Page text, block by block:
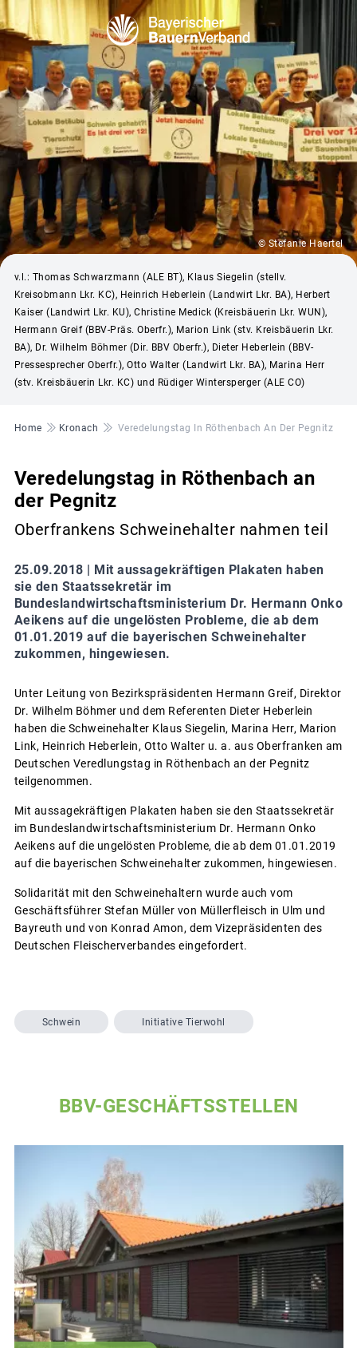
© Stefanie Haertel
v.l.: Thomas Schwarzmann (ALE BT), Klaus Siegelin (stellv.
Kreisobmann Lkr. KC), Heinrich Heberlein (Landwirt Lkr. BA), Herbert
Kaiser (Landwirt Lkr. KU), Christine Medick (Kreisbäuerin Lkr. WUN),
Hermann Greif (BBV-Präs. Oberfr.), Marion Link (stv. Kreisbäuerin Lkr.
BA), Dr. Wilhelm Böhmer (Dir. BBV Oberfr.), Dieter Heberlein (BBV-
Pressesprecher Oberfr.), Otto Walter (Landwirt Lkr. BA), Marina Herr
(stv. Kreisbäuerin Lkr. KC) und Rüdiger Wintersperger (ALE CO)
Pfadnavigation
Home Kronach Veredelungstag In Röthenbach An Der Pegnitz
Veredelungstag in Röthenbach an
der Pegnitz
Oberfrankens Schweinehalter nahmen teil
25.09.2018 |
Mit aussagekräftigen Plakaten haben
sie den Staatssekretär im
Bundeslandwirtschaftsministerium Dr. Hermann Onko
Aeikens auf die ungelösten Probleme, die ab dem
01.01.2019 auf die bayerischen Schweinehalter
zukommen, hingewiesen.
Unter Leitung von Bezirkspräsidenten Hermann Greif, Direktor
Dr. Wilhelm Böhmer und dem Referenten Dieter Heberlein
haben die Schweinehalter Klaus Siegelin, Marina Herr, Marion
Link, Heinrich Heberlein, Otto Walter u. a. aus Oberfranken am
Deutschen Veredlungstag in Röthenbach an der Pegnitz
teilgenommen.
Mit aussagekräftigen Plakaten haben sie den Staatssekretär
im Bundeslandwirtschaftsministerium Dr. Hermann Onko
Aeikens auf die ungelösten Probleme, die ab dem 01.01.2019
auf die bayerischen Schweinehalter zukommen, hingewiesen.
Solidarität mit den Schweinehaltern wurde auch vom
Geschäftsführer Stefan Müller von Müllerfleisch in Ulm und
Bayreuth und von Konrad Amon, dem Vizepräsidenten des
Deutschen Fleischerverbandes eingefordert.
Schwein Initiative Tierwohl
BBV-GESCHÄFTSSTELLEN